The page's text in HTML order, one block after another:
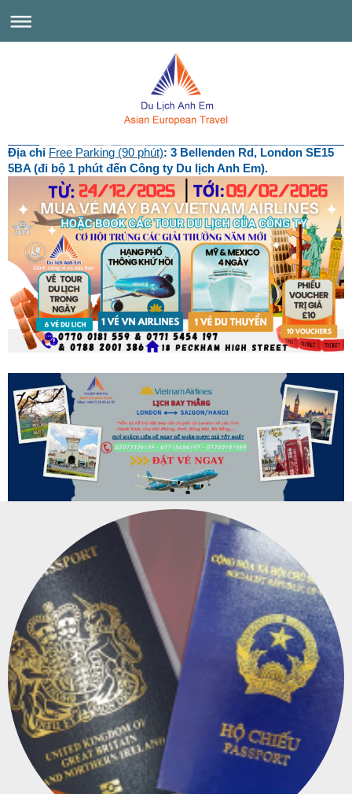
Địa chỉ Free Parking (90 phút): 3 Bellenden Rd, London SE15
5BA (đi bộ 1 phút đến Công ty Du lịch Anh Em).